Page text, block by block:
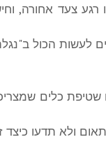
רגע צעד אחורה,
לעשות הכול
כלים
ולא תדעו